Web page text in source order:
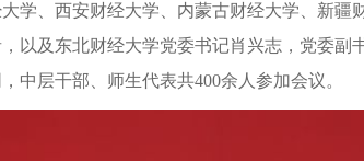
学、西安财经大学、内蒙古财经大学、新疆
以及东北财经大学党委书记肖兴志，党委副
中层干部、师生代表共400余人参加会议。